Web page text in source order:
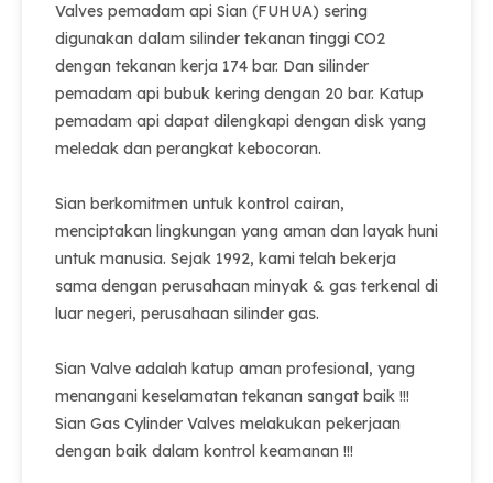
Valves pemadam api Sian (FUHUA) sering
digunakan dalam silinder tekanan tinggi CO2
dengan tekanan kerja 174 bar. Dan silinder
pemadam api bubuk kering dengan 20 bar. Katup
pemadam api dapat dilengkapi dengan disk yang
meledak dan perangkat kebocoran.
Sian berkomitmen untuk kontrol cairan,
menciptakan lingkungan yang aman dan layak huni
untuk manusia. Sejak 1992, kami telah bekerja
sama dengan perusahaan minyak & gas terkenal di
luar negeri, perusahaan silinder gas.
Sian Valve adalah katup aman profesional, yang
menangani keselamatan tekanan sangat baik !!!
Sian Gas Cylinder Valves melakukan pekerjaan
dengan baik dalam kontrol keamanan !!!